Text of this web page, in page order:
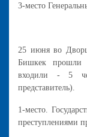
3-место
25 июня во
Бишкек прошли
входили - 5
представитель).
1-место.
преступлениями